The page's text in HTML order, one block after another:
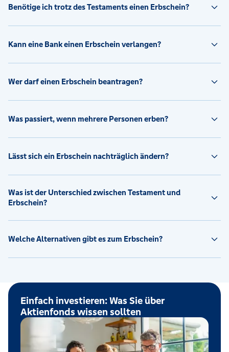
Benötige ich trotz des Testaments einen Erbschein?
Kann eine Bank einen Erbschein verlangen?
Wer darf einen Erbschein beantragen?
Was passiert, wenn mehrere Personen erben?
Lässt sich ein Erbschein nachträglich ändern?
Was ist der Unterschied zwischen Testament und
Erbschein?
Welche Alternativen gibt es zum Erbschein?
Einfach investieren: Was Sie über
Aktienfonds wissen sollten